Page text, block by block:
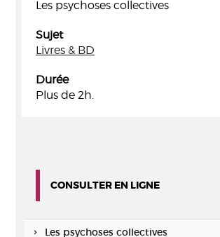
Les psychoses collectives
Sujet
Livres & BD
Durée
Plus de 2h.
CONSULTER EN LIGNE
Les psychoses collectives